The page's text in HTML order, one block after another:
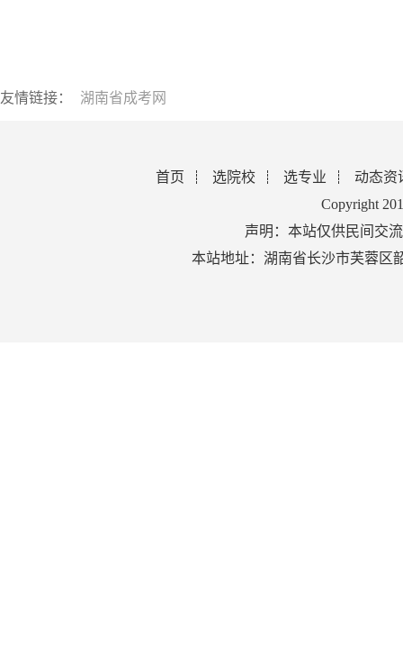
友情链接： 湖南省成考网
首页 选院校 选专业
动态资
Copyright
声明：本站仅供民间交
本站地址：湖南省长沙市芙蓉区